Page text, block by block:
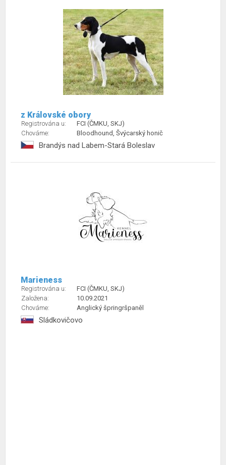
z Královské obory
Registrována u:
FCI (ČMKU, SKJ)
Chováme:
Bloodhound, Švýcarský honič
Brandýs nad Labem-Stará Boleslav
Marieness
Registrována u:
FCI (ČMKU, SKJ)
Založena:
10.09.2021
Chováme:
Anglický špringršpaněl
Sládkovičovo